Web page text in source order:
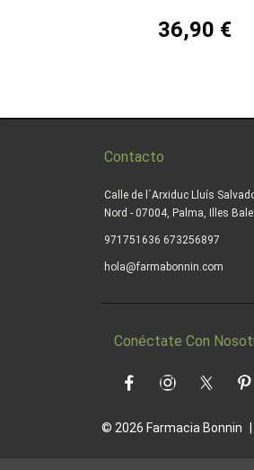
36,90 €
Contacto
Calle de l´Arxiduc Lluís
Nord - 07004, Palma, Illes
971751636 673256897
hola@farmabonnin.com
Conéctate Con
FacebookInstagramTwitter
© 2026 Farmacia Bonnin